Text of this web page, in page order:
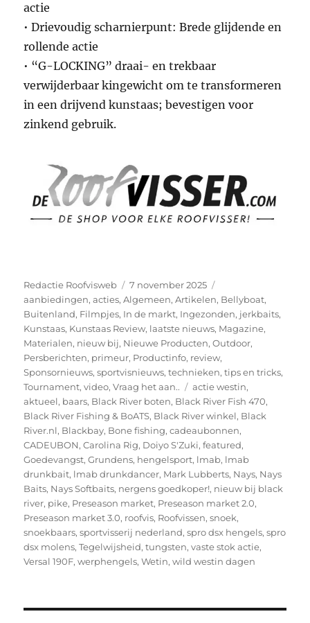
actie
• Drievoudig scharnierpunt: Brede glijdende en
rollende actie
• “G-LOCKING” draai- en trekbaar
verwijderbaar kingewicht om te transformeren
in een drijvend kunstaas; bevestigen voor
zinkend gebruik.
Auteur
Redactie Roofvisweb
Geplaatst
op
7 november 2025
aanbiedingen,acties,Algemeen,Artikelen, Bellyboat,
Buitenland, Filmpjes, In de markt, Ingezonden, jerkbaits,
Kunstaas, Kunstaas Review, laatste nieuws, Magazine,
Materialen, nieuw bij, Nieuwe Producten,Outdoor,
Persberichten, primeur, Productinfo, review,
Sponsornieuws,sportvisnieuws,technieken,tips en tricks,
Tournament,video,Vraag het aan.. Tags
actie westin,
aktueel, baars, Black River boten, Black River Fish 470,
Black River Fishing & BoATS, Black River winkel, Black
River.nl, Blackbay, Bone fishing,cadeaubonnen,
CADEUBON,Carolina Rig, Doiyo S'Zuki,featured,
Goedevangst,Grundens, hengelsport, lmab, lmab
drunkbait, lmab drunkdancer, Mark Lubberts, Nays, Nays
Baits, Nays Softbaits, nergens goedkoper!, nieuw bij black
river, pike, Preseason market, Preseason market 2.0,
Preseason market 3.0, roofvis, Roofvissen,snoek,
snoekbaars,sportvisserij nederland,spro dsx hengels,spro
dsx molens,Tegelwijsheid,tungsten,vaste stok actie,
Versal 190F,werphengels,Wetin,wild westin dagen